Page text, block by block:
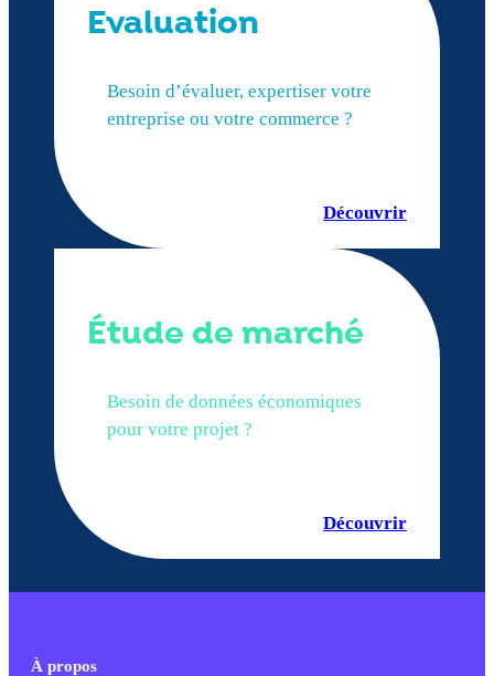
Evaluation
Besoin d’évaluer, expertiser votre
entreprise ou votre commerce ?
Découvrir
Étude de marché
Besoin de données économiques
pour votre projet ?
Découvrir
À propos